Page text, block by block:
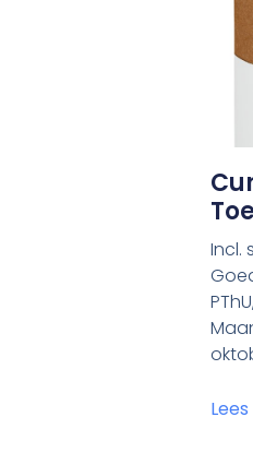
Incl.